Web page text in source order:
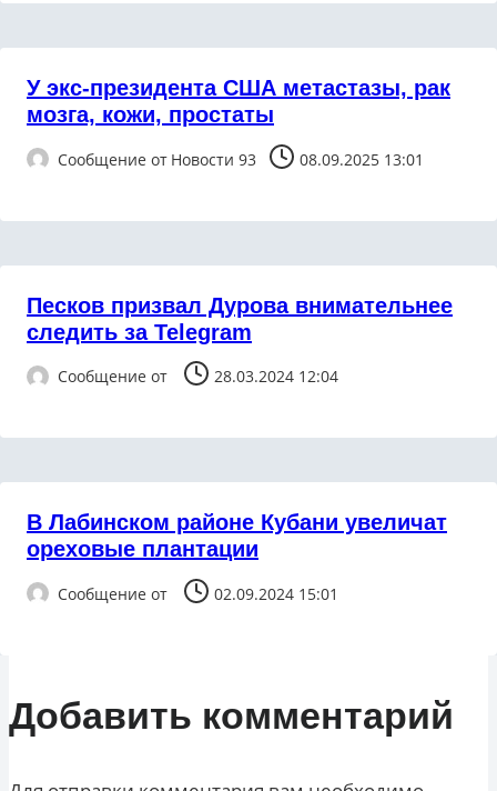
У экс-президента США метастазы, рак
мозга, кожи, простаты
Сообщение от Новости 93 08.09.2025 13:01
Песков призвал Дурова внимательнее
следить за Telegram
Сообщение от 28.03.2024 12:04
В Лабинском районе Кубани увеличат
ореховые плантации
Сообщение от 02.09.2024 15:01
Добавить комментарий